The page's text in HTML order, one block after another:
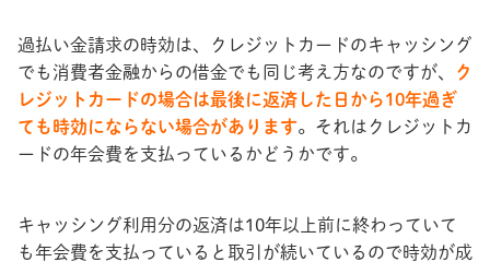
過払い金請求の時効は、クレジットカードのキャッシング
でも消費者金融からの借金でも同じ考え方なのですが、
ク
レジットカードの場合は最後に返済した日から10年過ぎ
ても時効にならない場合があります。それはクレジットカ
ードの年会費を支払っているかどうかです。
キャッシング利用分の返済は10年以上前に終わっていて
も年会費を支払っていると取引が続いているので時効が成